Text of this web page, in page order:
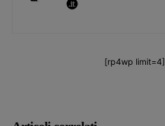
[rp4wp limit=4]